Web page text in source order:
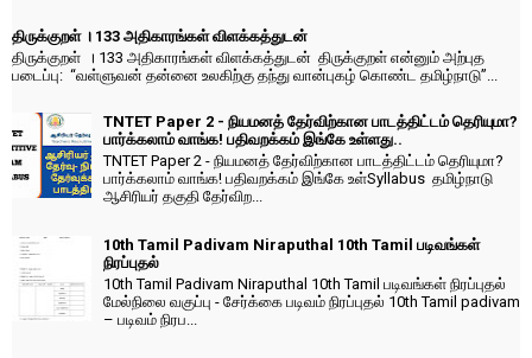
திருக்குறள் । 133 அதிகாரங்கள் விளக்கத்துடன்
திருக்குறள் । 133 அதிகாரங்கள் விளக்கத்துடன் திருக்குறள் என்னும் அற்புத
படைப்பு: “வள்ளுவன் தன்னை உலகிற்கு தந்து வான்புகழ் கொண்ட தமிழ்நாடு”...
TNTET Paper 2 - நியமனத் தேர்விற்கான பாடத்திட்டம் தெரியுமா?
பார்க்கலாம் வாங்க! பதிவறக்கம் இங்கே உள்ளது..
TNTET Paper 2 - நியமனத் தேர்விற்கான பாடத்திட்டம் தெரியுமா?
பார்க்கலாம் வாங்க! பதிவறக்கம் இங்கே உள்Syllabus தமிழ்நாடு
ஆசிரியர் தகுதி தேர்விற...
10th Tamil Padivam Niraputhal 10th Tamil படிவங்கள்
நிரப்புதல்
10th Tamil Padivam Niraputhal 10th Tamil படிவங்கள் நிரப்புதல்
மேல்நிலை வகுப்பு - சேர்க்கை படிவம் நிரப்புதல் 10th Tamil padivam
– படிவம் நிரப...